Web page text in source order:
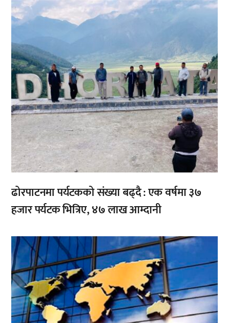
,,
ढोरपाटनमा पर्यटकको संख्या बढ्दै : एक वर्षमा ३७
हजार पर्यटक भित्रिए, ४७ लाख आम्दानी